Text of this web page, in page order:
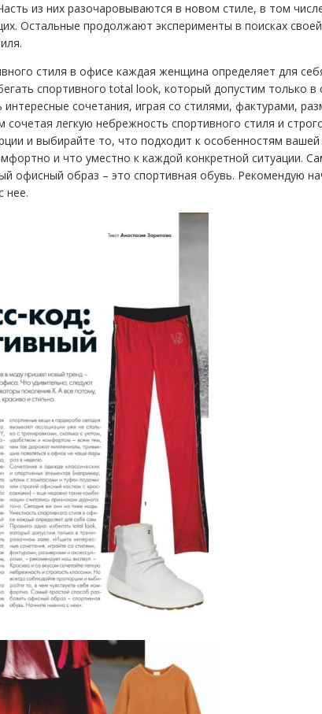
из них разочаровываются в новом стиле, в том
Остальные продолжают эксперименты в поисках
стиля в офисе каждая женщина определяет для
спортивного total look, который допустим только в
сочетания, играя со стилями, фактурами,
сочетая легкую небрежность спортивного стиля и
и выбирайте то, что подходит к особенностям
и что уместно к каждой конкретной ситуации.
офисный образ – это спортивная обувь. Рекомендую
нее.